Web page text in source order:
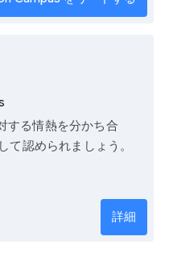
する情熱を分かち合
て認められましょう。
詳細